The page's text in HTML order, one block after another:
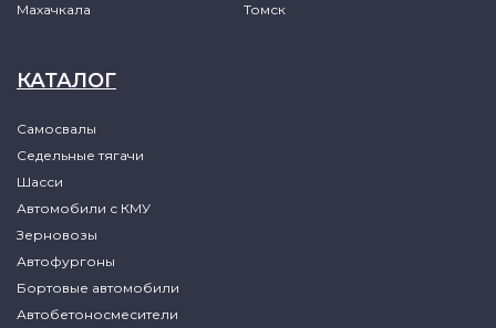
Махачкала Томск
КАТАЛОГ
Самосвалы
Седельные тягачи
Шасси
Автомобили с КМУ
Зерновозы
Автофургоны
Бортовые автомобили
Автобетоносмесители